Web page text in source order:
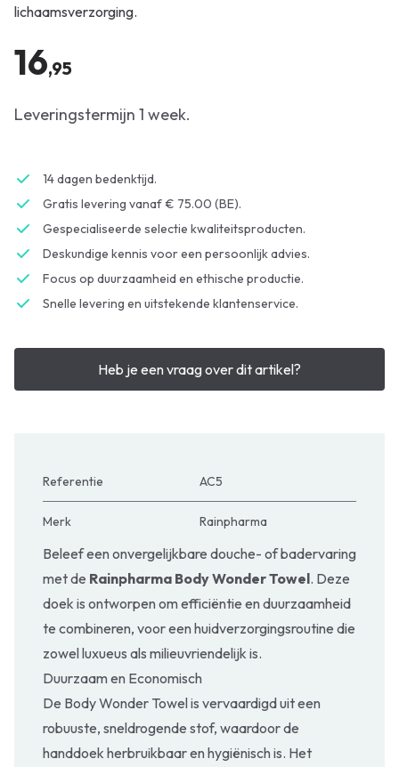
lichaamsverzorging.
16,95
Leveringstermijn 1 week.
14 dagen bedenktijd.
Gratis levering vanaf € 75.00 (BE).
Gespecialiseerde selectie kwaliteitsproducten.
Deskundige kennis voor een persoonlijk advies.
Focus op duurzaamheid en ethische productie.
Snelle levering en uitstekende klantenservice.
Heb je een vraag over dit artikel?
Referentie AC5
Merk Rainpharma
Beleef een onvergelijkbare douche- of badervaring
met de Rainpharma Body Wonder Towel. Deze
doek is ontworpen om efficiëntie en duurzaamheid
te combineren, voor een huidverzorgingsroutine die
zowel luxueus als milieuvriendelijk is.
Duurzaam en Economisch
De Body Wonder Towel is vervaardigd uit een
robuuste, sneldrogende stof, waardoor de
handdoek herbruikbaar en hygiënisch is. Het